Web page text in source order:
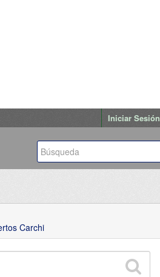
Iniciar Sesión
Carchi